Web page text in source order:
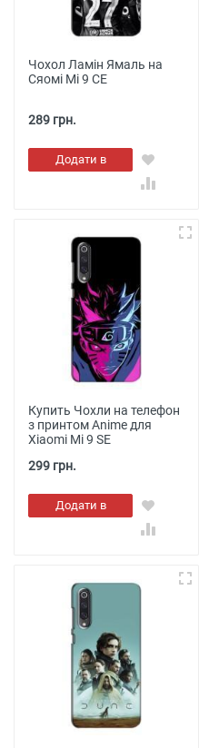
Чохол Ламін Ямаль на
Сяомі Мі 9 СЕ
289 грн.
Додати в
кошик
Купить Чохли на телефон
з принтом Anime для
Xiaomi Mi 9 SE
299 грн.
Додати в
кошик